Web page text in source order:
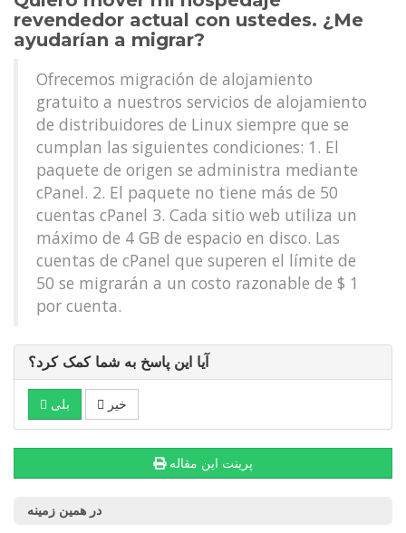
revendedor actual con ustedes. ¿Me
ayudarían a migrar?
Ofrecemos migración de alojamiento
gratuito a nuestros servicios de alojamiento
de distribuidores de Linux siempre que se
cumplan las siguientes condiciones: 1. El
paquete de origen se administra mediante
cPanel. 2. El paquete no tiene más de 50
cuentas cPanel 3. Cada sitio web utiliza un
máximo de 4 GB de espacio en disco. Las
cuentas de cPanel que superen el límite de
50 se migrarán a un costo razonable de $ 1
por cuenta.
آیا این پاسخ به شما کمک کرد؟
بلی خیر
پرینت این مقاله
در همین زمینه